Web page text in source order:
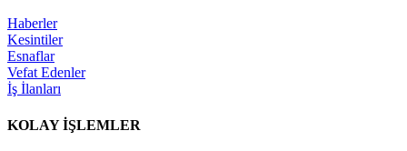
Haberler
Kesintiler
Esnaflar
Vefat Edenler
İş İlanları
KOLAY İŞLEMLER